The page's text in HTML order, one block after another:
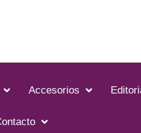
Accesorios